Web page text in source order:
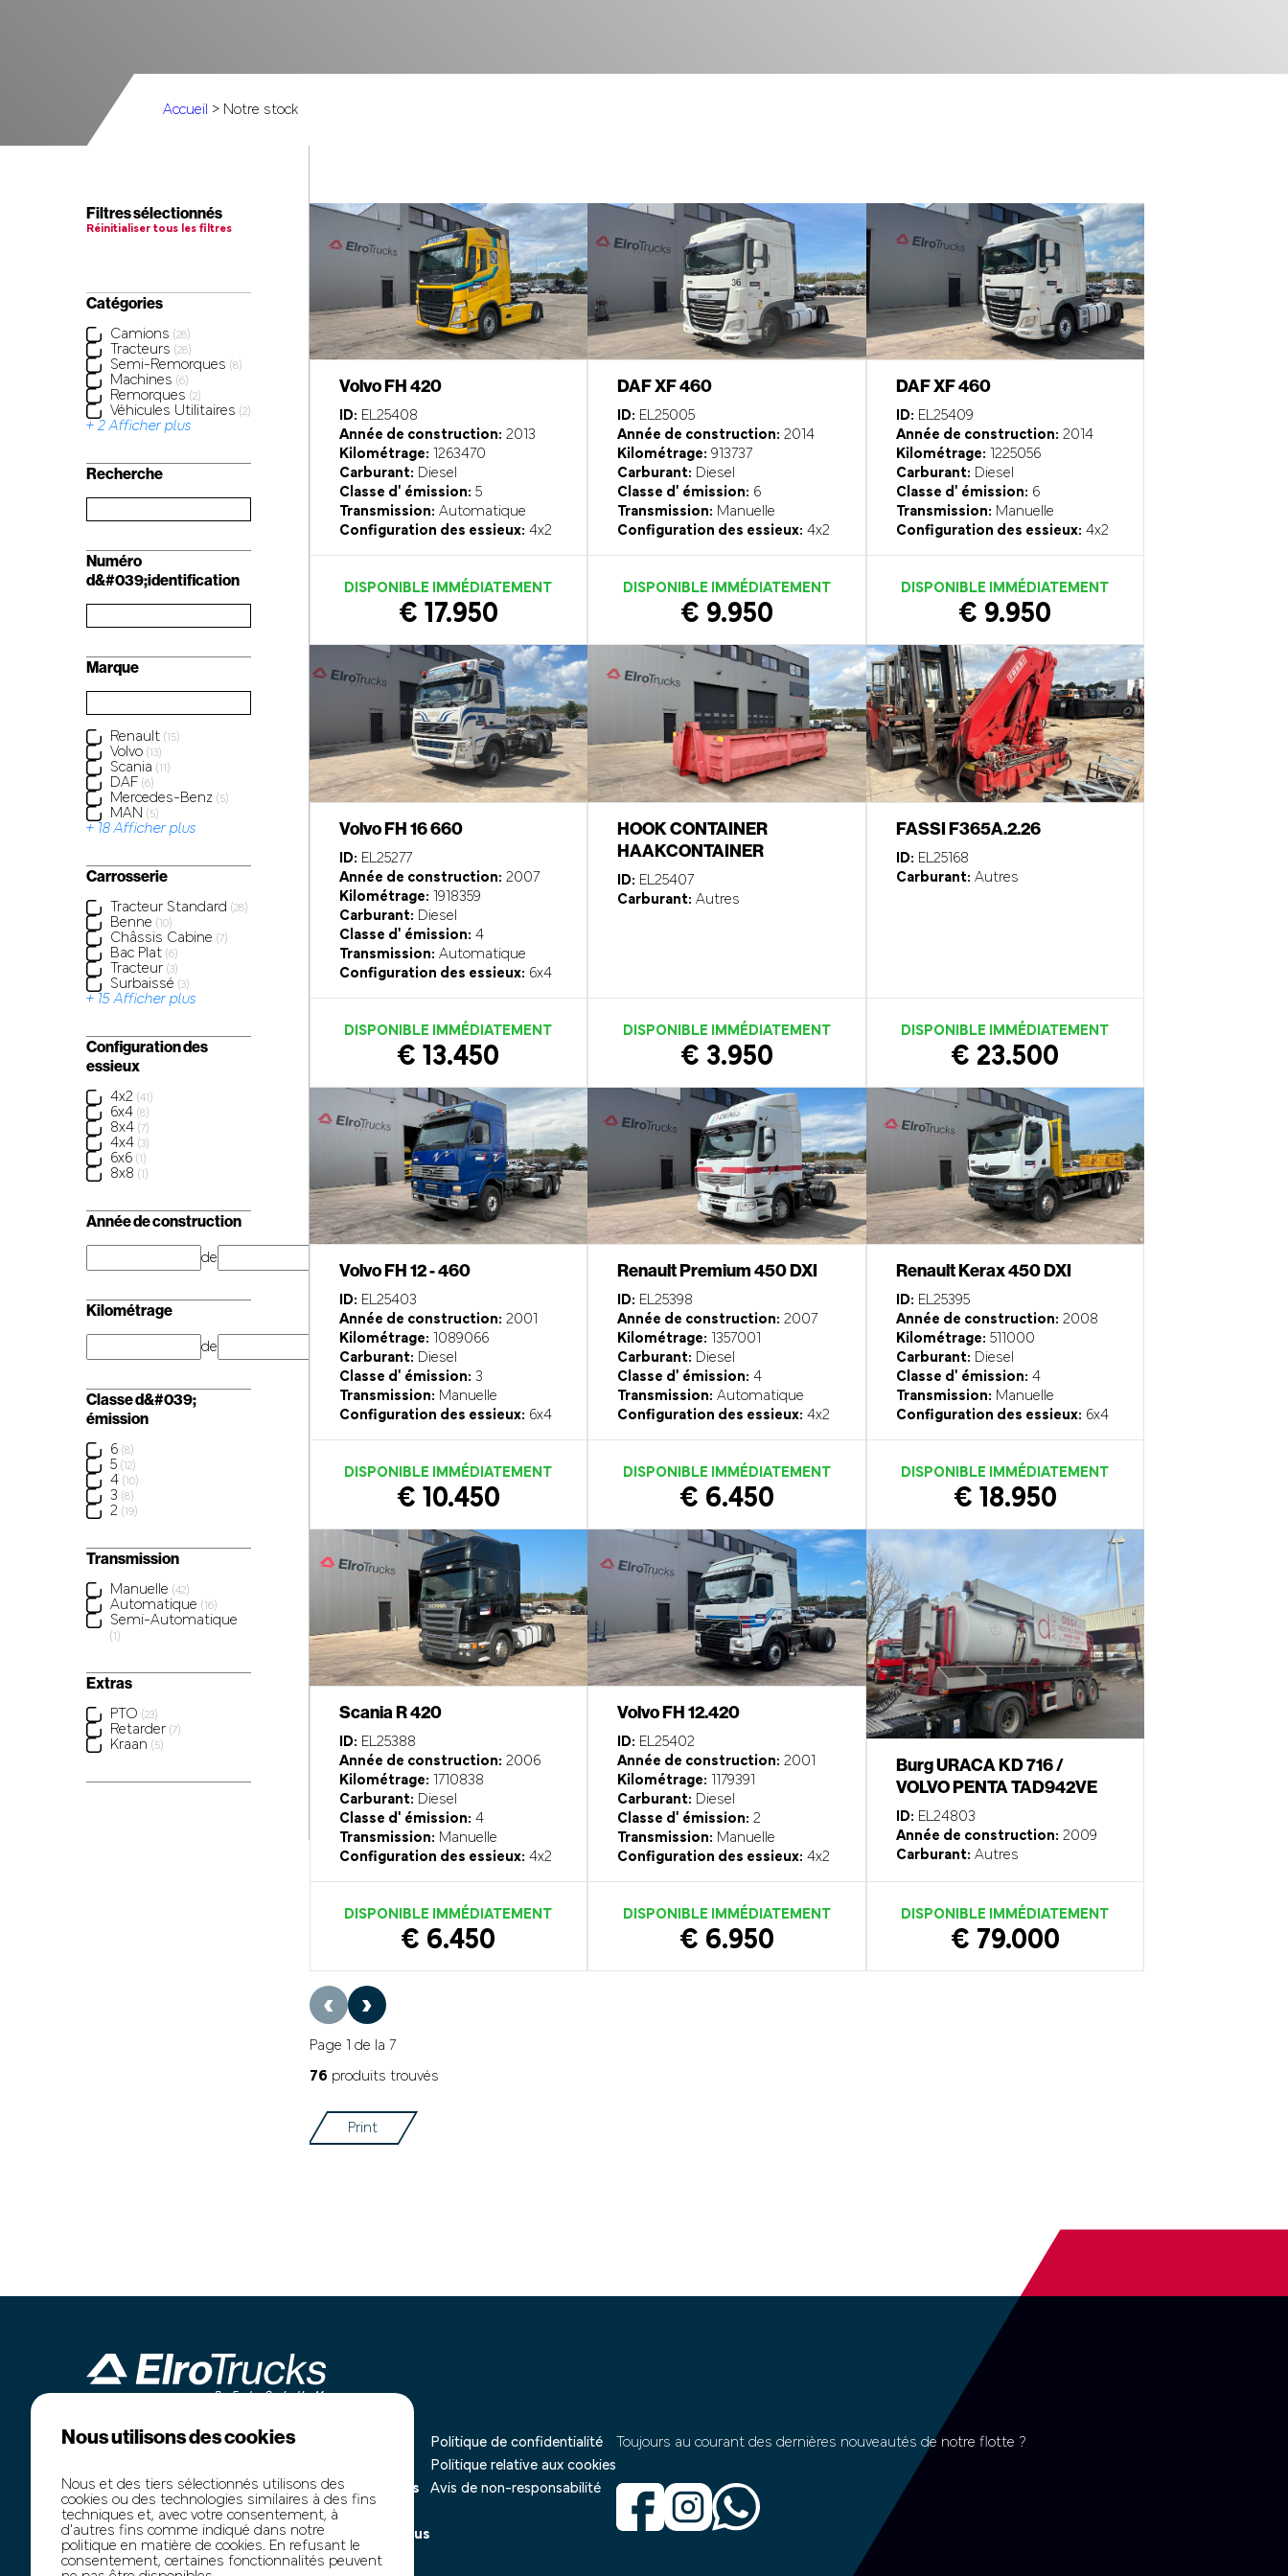
Accueil > Notre stock
Filtres sélectionnés
Réinitialiser tous les filtres
Catégories
Camions (28)
Tracteurs (28)
Semi-Remorques (8)
Machines (6)
Remorques (2)
Véhicules Utilitaires (2)
+ 2 Afficher plus
Recherche
Numéro
d&#039;identification
Marque
Renault (15)
Volvo (13)
Scania (11)
DAF (6)
Mercedes-Benz (5)
MAN (5)
+ 18 Afficher plus
Carrosserie
Tracteur Standard (28)
Benne (10)
Châssis Cabine (7)
Bac Plat (6)
Tracteur (3)
Surbaissé (3)
+ 15 Afficher plus
Configuration des
essieux
4x2 (41)
6x4 (8)
8x4 (7)
4x4 (3)
6x6 (1)
8x8 (1)
Année de construction
de
Kilométrage
de km
Classe d&#039;
émission
6 (8)
5 (12)
4 (10)
3 (8)
2 (19)
Transmission
Manuelle (42)
Automatique (16)
Semi-Automatique
(1)
Extras
PTO (23)
Retarder (7)
Kraan (5)
Volvo FH 420
ID: EL25408
Année de construction: 2013
Kilométrage: 1263470
Carburant: Diesel
Classe d' émission: 5
Transmission: Automatique
Configuration des essieux: 4x2
DISPONIBLE IMMÉDIATEMENT
€ 17.950
DAF XF 460
ID: EL25005
Année de construction: 2014
Kilométrage: 913737
Carburant: Diesel
Classe d' émission: 6
Transmission: Manuelle
Configuration des essieux: 4x2
DISPONIBLE IMMÉDIATEMENT
€ 9.950
DAF XF 460
ID: EL25409
Année de construction: 2014
Kilométrage: 1225056
Carburant: Diesel
Classe d' émission: 6
Transmission: Manuelle
Configuration des essieux: 4x2
DISPONIBLE IMMÉDIATEMENT
€ 9.950
Volvo FH 16 660
ID: EL25277
Année de construction: 2007
Kilométrage: 1918359
Carburant: Diesel
Classe d' émission: 4
Transmission: Automatique
Configuration des essieux: 6x4
DISPONIBLE IMMÉDIATEMENT
€ 13.450
HOOK CONTAINER
HAAKCONTAINER
ID: EL25407
Carburant: Autres
DISPONIBLE IMMÉDIATEMENT
€ 3.950
FASSI F365A.2.26
ID: EL25168
Carburant: Autres
DISPONIBLE IMMÉDIATEMENT
€ 23.500
Volvo FH 12 - 460
ID: EL25403
Année de construction: 2001
Kilométrage: 1089066
Carburant: Diesel
Classe d' émission: 3
Transmission: Manuelle
Configuration des essieux: 6x4
DISPONIBLE IMMÉDIATEMENT
€ 10.450
Renault Premium 450 DXI
ID: EL25398
Année de construction: 2007
Kilométrage: 1357001
Carburant: Diesel
Classe d' émission: 4
Transmission: Automatique
Configuration des essieux: 4x2
DISPONIBLE IMMÉDIATEMENT
€ 6.450
Renault Kerax 450 DXI
ID: EL25395
Année de construction: 2008
Kilométrage: 511000
Carburant: Diesel
Classe d' émission: 4
Transmission: Manuelle
Configuration des essieux: 6x4
DISPONIBLE IMMÉDIATEMENT
€ 18.950
Scania R 420
ID: EL25388
Année de construction: 2006
Kilométrage: 1710838
Carburant: Diesel
Classe d' émission: 4
Transmission: Manuelle
Configuration des essieux: 4x2
DISPONIBLE IMMÉDIATEMENT
€ 6.450
Volvo FH 12.420
ID: EL25402
Année de construction: 2001
Kilométrage: 1179391
Carburant: Diesel
Classe d' émission: 2
Transmission: Manuelle
Configuration des essieux: 4x2
DISPONIBLE IMMÉDIATEMENT
€ 6.950
Burg URACA KD 716 /
VOLVO PENTA TAD942VE
ID: EL24803
Année de construction: 2009
Carburant: Autres
DISPONIBLE IMMÉDIATEMENT
€ 79.000
‹ ›
Page 1 de la 7
76 produits trouvés
Print
Industrieterrein Kanaal Noord 1636
+32 (0)89 77 74 60
+32 (0)474 54 47 91
info@elro-trucks.be
Marchés publics
Transport
À propos de nous
Contact
Politique de confidentialité
Politique relative aux cookies
Avis de non-responsabilité
Toujours au courant des dernières nouveautés de notre flotte ?
Nous utilisons des cookies
Nous et des tiers sélectionnés utilisons des
cookies ou des technologies similaires à des fins
techniques et, avec votre consentement, à
d'autres fins comme indiqué dans notre
politique en matière de cookies. En refusant le
consentement, certaines fonctionnalités peuvent